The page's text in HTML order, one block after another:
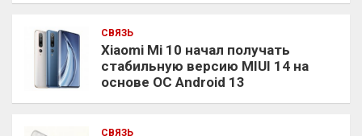
СВЯЗЬ
Xiaomi Mi 10 начал получать
стабильную версию MIUI 14 на
основе ОС Android 13
СВЯЗЬ